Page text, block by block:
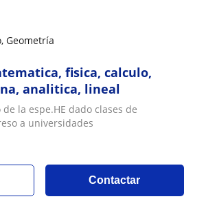
Geometría
fisica, calculo,
analitica, lineal
la espe.HE dado clases de
a universidades
Contactar